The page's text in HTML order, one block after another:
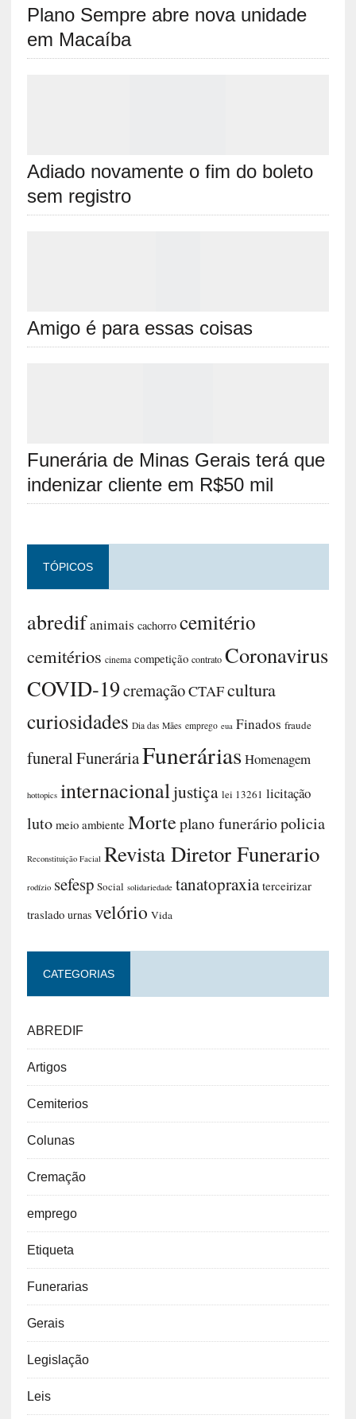
Plano Sempre abre nova unidade
em Macaíba
Adiado novamente o fim do boleto
sem registro
Amigo é para essas coisas
Funerária de Minas Gerais terá que
indenizar cliente em R$50 mil
TÓPICOS
abredifanimais cachorro cemitério
cemitérios cinema competição contrato Coronavirus
COVID-19cremaçãoCTAFcultura
curiosidades Dia das Mães emprego eua Finados fraude
funeralFuneráriaFuneráriasHomenagem
hottopics internacionaljustiça lei 13261 licitação
luto meio ambiente Morteplano funeráriopolicia
Reconstituição Facial Revista Diretor Funerario
rodízio sefesp Social solidariedade tanatopraxia terceirizar
traslado urnas velório Vida
CATEGORIAS
ABREDIF
Artigos
Cemiterios
Colunas
Cremação
emprego
Etiqueta
Funerarias
Gerais
Legislação
Leis